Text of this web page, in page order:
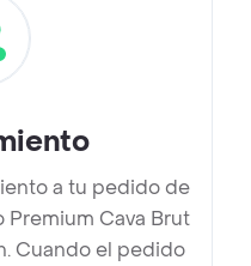
a tu pedido de
Premium Cava Brut
Cuando el pedido